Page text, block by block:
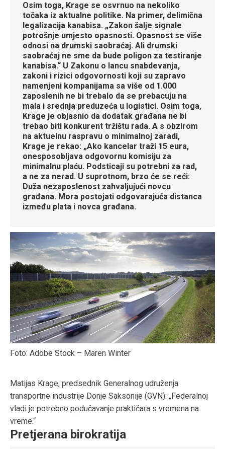
Osim toga, Krage se osvrnuo na nekoliko
točaka iz aktualne politike. Na primer, delimična
legalizacija kanabisa. „Zakon šalje signale
potrošnje umjesto opasnosti. Opasnost se više
odnosi na drumski saobraćaj. Ali drumski
saobraćaj ne sme da bude poligon za testiranje
kanabisa.“ U Zakonu o lancu snabdevanja,
zakoni i rizici odgovornosti koji su zapravo
namenjeni kompanijama sa više od 1.000
zaposlenih ne bi trebalo da se prebacuju na
mala i srednja preduzeća u logistici. Osim toga,
Krage je objasnio da dodatak građana ne bi
trebao biti konkurent tržištu rada. A s obzirom
na aktuelnu raspravu o minimalnoj zaradi,
Krage je rekao: „Ako kancelar traži 15 eura,
onesposobljava odgovornu komisiju za
minimalnu plaću. Podsticaji su potrebni za rad,
a ne za nerad. U suprotnom, brzo će se reći:
Duža nezaposlenost zahvaljujući novcu
građana. Mora postojati odgovarajuća distanca
između plata i novca građana.
Foto: Adobe Stock – Maren Winter
Matijas Krage, predsednik Generalnog udruženja
transportne industrije Donje Saksonije (GVN): „Federalnoj
vladi je potrebno podučavanje praktičara s vremena na
vreme.“
Pretjerana birokratija